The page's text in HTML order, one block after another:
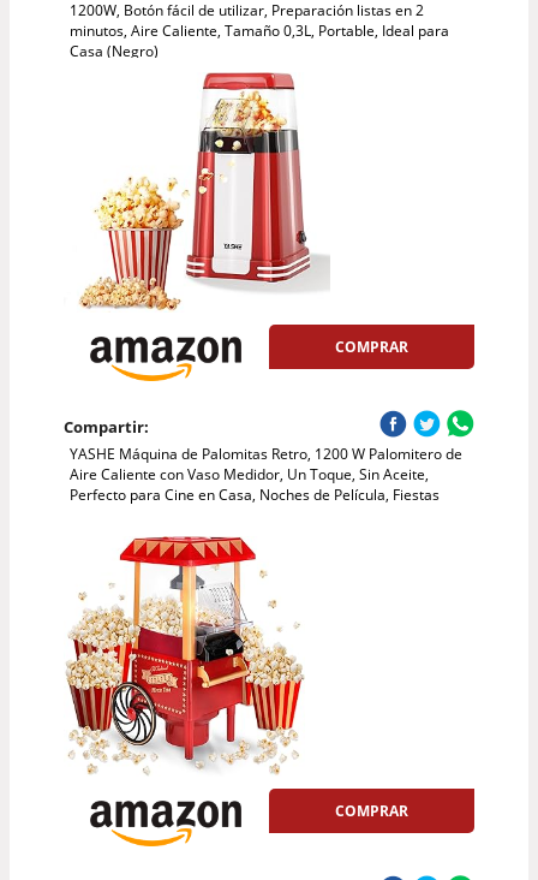
1200W, Botón fácil de utilizar, Preparación listas en 2
minutos, Aire Caliente, Tamaño 0,3L, Portable, Ideal para
Casa (Negro)
COMPRAR
Compartir:
YASHE Máquina de Palomitas Retro, 1200 W Palomitero de
Aire Caliente con Vaso Medidor, Un Toque, Sin Aceite,
Perfecto para Cine en Casa, Noches de Película, Fiestas
COMPRAR